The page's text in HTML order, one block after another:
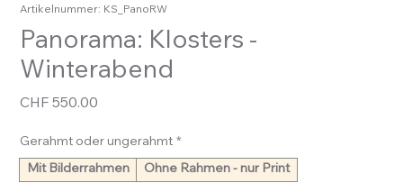
Artikelnummer: KS_PanoRW
Panorama: Klosters -
Winterabend
CHF 550.00
Gerahmt oder ungerahmt *
Mit Bilderrahmen Ohne Rahmen - nur Print